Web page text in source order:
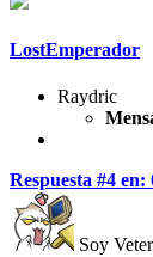
LostEmperador
Raydric
Respuesta #4 en:
Soy